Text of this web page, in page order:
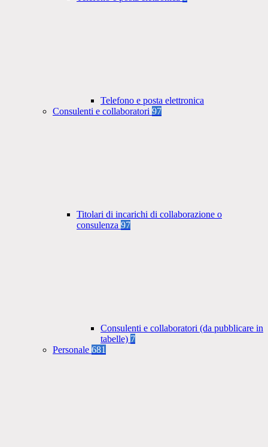
Telefono e posta elettronica
Consulenti e collaboratori 97
Titolari di incarichi di collaborazione o
consulenza 97
Consulenti e collaboratori (da pubblicare in
tabelle) 7
Personale 681